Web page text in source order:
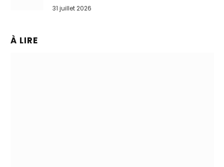
31 juillet 2026
À LIRE